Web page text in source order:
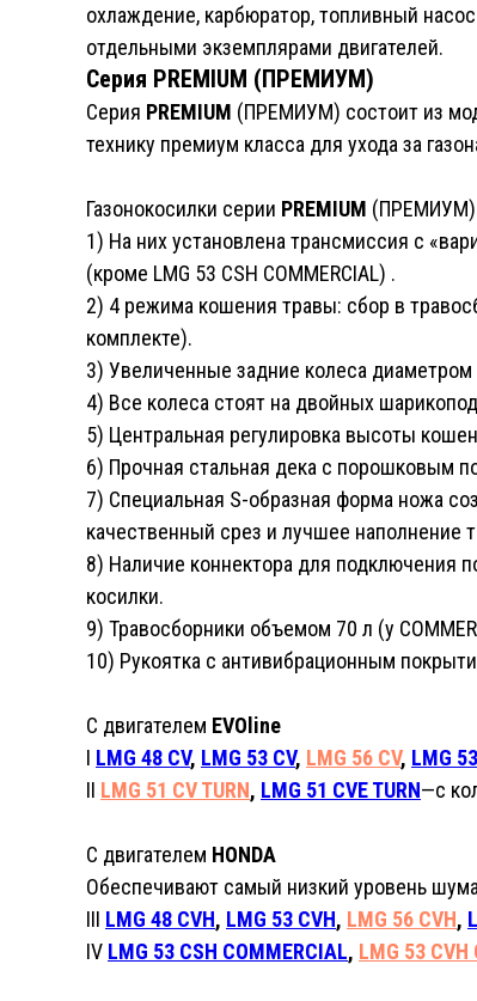
охлаждение, карбюратор, топливный
отдельными экземплярами двигателей.
Серия PREMIUM (ПРЕМИУМ)
Cерия PREMIUM (ПРЕМИУМ) состоит из
технику премиум класса для ухода за
Газонокосилки серии PREMIUM (ПРЕМИУМ)
1) На них установлена трансмиссия с
(кроме LMG 53 CSH COMMERCIAL) .
2) 4 режима кошения травы: сбор в
комплекте).
3) Увеличенные задние колеса диаметром
4) Все колеса стоят на двойных
5) Центральная регулировка высоты
6) Прочная стальная дека с порошковым
7) Специальная S-образная форма ножа
качественный срез и лучшее наполнение
8) Наличие коннектора для подключения
косилки.
9) Травосборники объемом 70 л (у
10) Рукоятка с антивибрационным
С двигателем EVOline
I LMG 48 CV, LMG 53 CV, LMG 56 CV, LMG
II LMG 51 CV TURN, LMG 51 CVE TURN—с
С двигателем HONDA
Обеспечивают самый низкий уровень
III LMG 48 CVH, LMG 53 CVH, LMG 56 CVH,
IV LMG 53 CSH COMMERCIAL, LMG 53 CVH